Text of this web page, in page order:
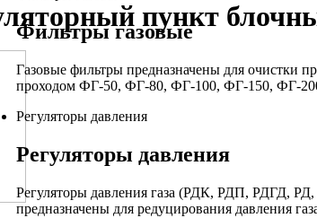
Фильтры газовые
Газовые фильтры предназначены для очистки
проходом ФГ-50, ФГ-80, ФГ-100, ФГ-150, ФГ-
Регуляторы давления
Регуляторы давления
Регуляторы давления газа (РДК, РДП, РДГД,
предназначены для редуцирования давления
пункт